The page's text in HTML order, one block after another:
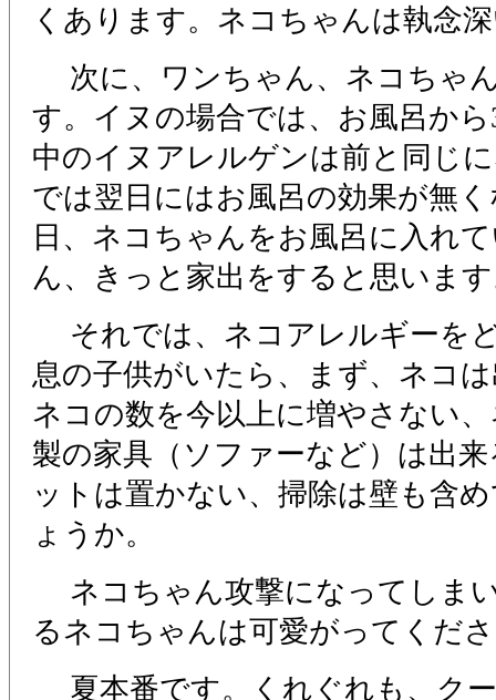
くあります。ネコちゃんは執念
次に、ワンちゃん、ネコちゃ
す。イヌの場合では、お風呂か
中のイヌアレルゲンは前と同じ
では翌日にはお風呂の効果が無
日、ネコちゃんをお風呂に入れ
ん、きっと家出をすると思いま
それでは、ネコアレルギーを
息の子供がいたら、まず、ネコ
ネコの数を今以上に増やさない
製の家具（ソファーなど）は出
ットは置かない、掃除は壁も含
ょうか。
ネコちゃん攻撃になってしま
るネコちゃんは可愛がってくだ
夏本番です。くれぐれも、ク